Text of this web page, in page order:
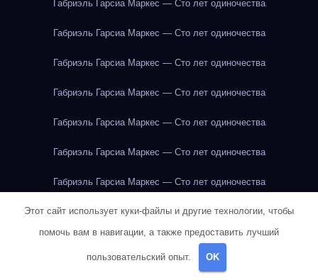
Габриэль Гарсиа Маркес — Сто лет одиночества
Габриэль Гарсиа Маркес — Сто лет одиночества
Габриэль Гарсиа Маркес — Сто лет одиночества
Габриэль Гарсиа Маркес — Сто лет одиночества
Габриэль Гарсиа Маркес — Сто лет одиночества
Габриэль Гарсиа Маркес — Сто лет одиночества
Габриэль Гарсиа Маркес — Сто лет одиночества
Габриэль Гарсиа Маркес — Сто лет одиночества
Габриэль Гарсиа Маркес — Сто лет одиночества
Габриэль Гарсиа Маркес — Сто лет одиночества
Этот сайт использует куки-файлы и другие технологии, чтобы
помочь вам в навигации, а также предоставить лучший
пользовательский опыт. OK